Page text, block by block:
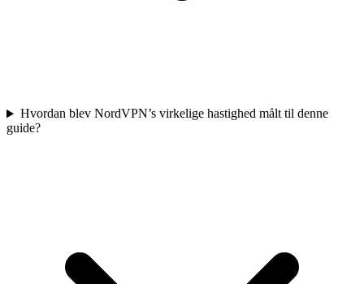
Hvordan blev NordVPN’s virkelige hastighed målt til denne
guide?